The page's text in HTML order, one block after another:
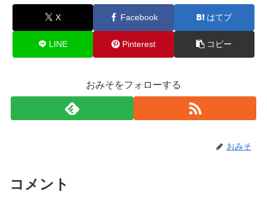
X Facebook はてブ
LINE Pinterest コピー
おみそをフォローする
おみそ
コメント